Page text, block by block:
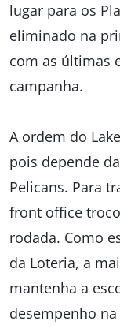
lugar para os
eliminado na
com as últimas
campanha.
A ordem do
pois depende
Pelicans. Para
front office
rodada. Como
da Loteria, a
mantenha a
desempenho